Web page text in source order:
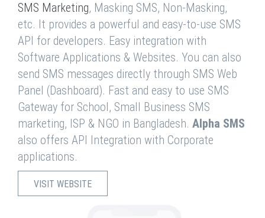
SMS Marketing, Masking SMS, Non-Masking,
etc. It provides a powerful and easy-to-use SMS
API for developers. Easy integration with
Software Applications & Websites. You can also
send SMS messages directly through SMS Web
Panel (Dashboard). Fast and easy to use SMS
Gateway for School, Small Business SMS
marketing, ISP & NGO in Bangladesh. Alpha SMS
also offers API Integration with Corporate
applications.
VISIT WEBSITE